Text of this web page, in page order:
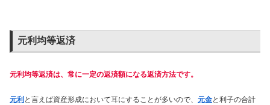
元利均等返済
元利均等返済は、常に一定の返済額になる返済方法です。
元利 と言えば資産形成において耳にすることが多いので、 元金と利子の合計